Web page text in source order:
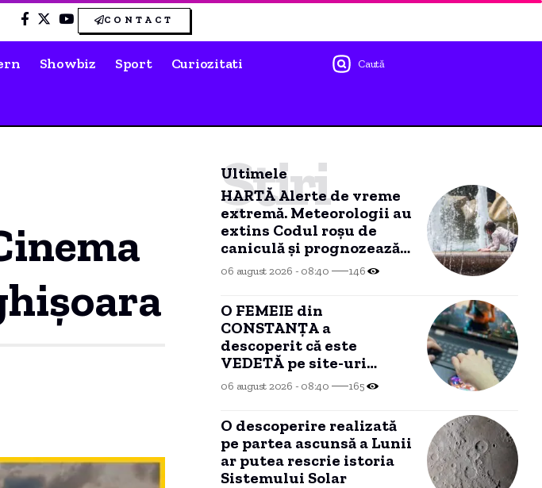
CONTACT
Showbiz Sport Curiozitati Caută
Ultimele
Știri
HARTĂ Alerte de vreme
extremă. Meteorologii au
extins Codul roșu de
caniculă și prognozează
ploi și vijelii în
majoritatea țării.
06 august 2026 - 08:40 146
O FEMEIE din
CONSTANȚA a
descoperit că este
VEDETĂ pe site-uri
pentru ADULȚI! Cine a
publicat pozele?!
06 august 2026 - 08:40 165
O descoperire realizată
pe partea ascunsă a Lunii
ar putea rescrie istoria
Sistemului Solar